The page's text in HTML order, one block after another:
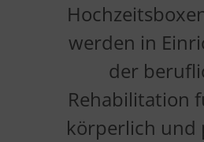
werden in
der
Rehabilitation
körperlich und